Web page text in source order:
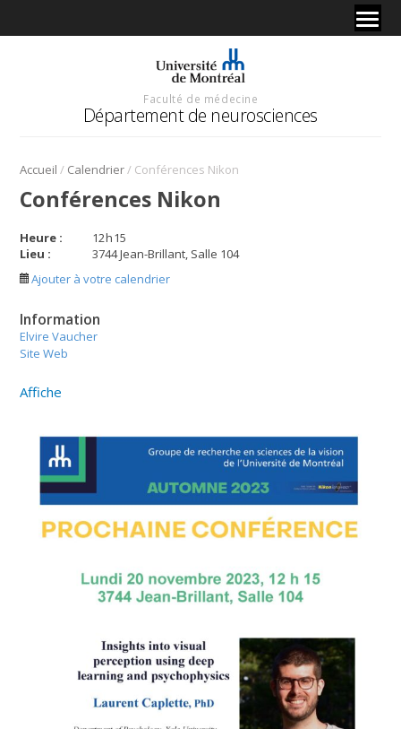
Faculté de médecine
Département de neurosciences
Accueil / Calendrier/ Conférences Nikon
Conférences Nikon
Heure : 12h15
Lieu :
3744 Jean-Brillant, Salle 104
Ajouter à votre calendrier
Information
Elvire Vaucher
Site Web
Affiche